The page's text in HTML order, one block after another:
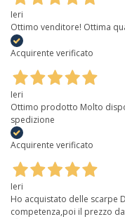
Ieri
Ottimo venditore! Ottima
Acquirente verificato
Ieri
Ottimo prodotto Molto
spedizione
Acquirente verificato
Ieri
Ho acquistato delle scarpe
competenza,poi il prezzo